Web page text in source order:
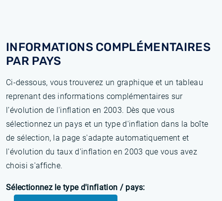
INFORMATIONS COMPLÉMENTAIRES
PAR PAYS
Ci-dessous, vous trouverez un graphique et un tableau
reprenant des informations complémentaires sur
l’évolution de l'inflation en 2003. Dès que vous
sélectionnez un pays et un type d'inflation dans la boîte
de sélection, la page s'adapte automatiquement et
l'évolution du taux d'inflation en 2003 que vous avez
choisi s'affiche.
Sélectionnez le type d'inflation / pays: